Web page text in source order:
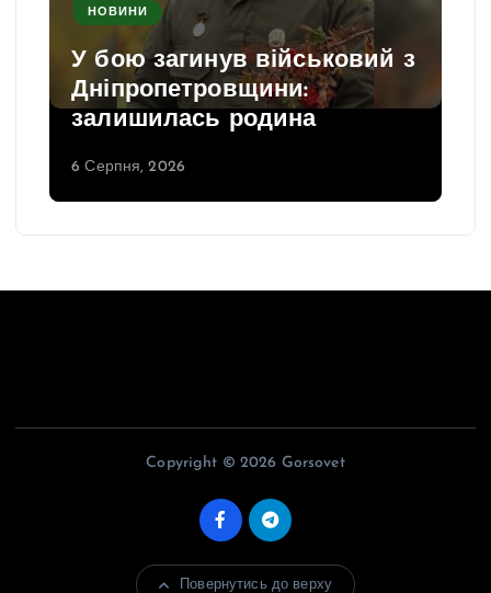
НОВИНИ
У бою загинув військовий з
Дніпропетровщини:
залишилась родина
6 Серпня, 2026
Copyright © 2026 Gorsovet
Повернутись до верху